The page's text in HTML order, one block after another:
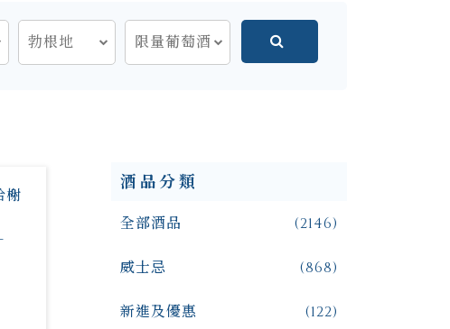
勃根地 限量葡萄酒
酒品分類
全部酒品 (2146)
威士忌 (868)
新進及優惠 (122)